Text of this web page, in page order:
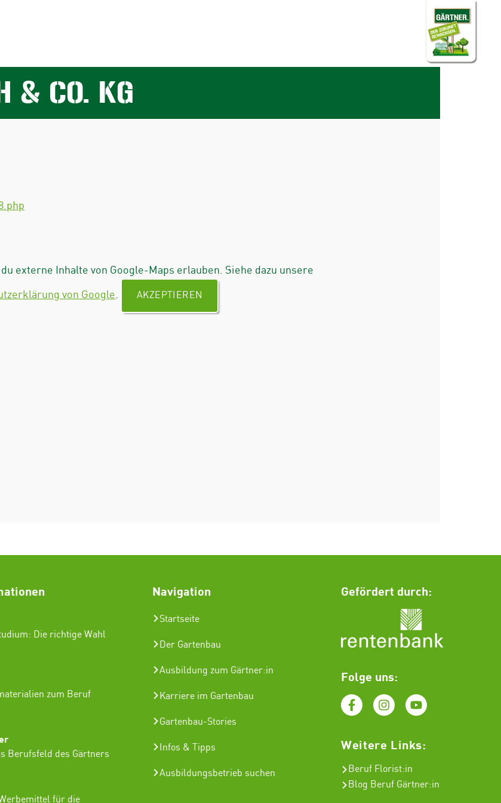
& CO. KG
externe Inhalte von Google-Maps erlauben. Siehe dazu unsere
von Google AKZEPTIEREN
Die richtige Wahl
zum Beruf
Berufsfeld des Gärtners
für die
Navigation
Startseite
Der Gartenbau
Ausbildung zum Gärtner:in
Karriere im Gartenbau
Gartenbau-Stories
Infos & Tipps
Ausbildungsbetrieb suchen
Gefördert durch:
Folge uns:
Weitere Links:
Beruf Florist:in
Blog Beruf Gärtner:in